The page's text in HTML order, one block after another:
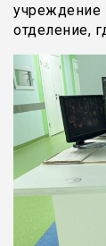
учреждение
отделение,